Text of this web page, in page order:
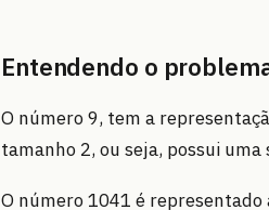
Entendendo o
O número 9, tem a
tamanho 2, ou seja, possui
O número 1041 é